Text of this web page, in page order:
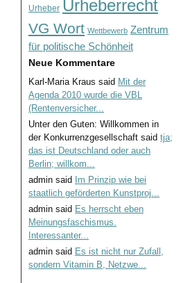
Urheber Urheberrecht
VG Wort Wettbewerb Zentrum
für politische Schönheit
Neue Kommentare
Karl-Maria Kraus said Mit der
Agenda 2010 wurde die VBL
(Rentenversicher...
Unter den Guten: Willkommen in
der Konkurrenzgesellschaft said tja;
das ist Deutschland oder auch
Berlin; willkom...
admin said
Im Prinzip wie bei
staatlich geförderten Kunstproj...
admin said Es herrscht eben
Meinungsfaschismus.
Interessanter...
admin said Es ist nicht nur Zufall,
sondern Vitamin B, Netzwe...